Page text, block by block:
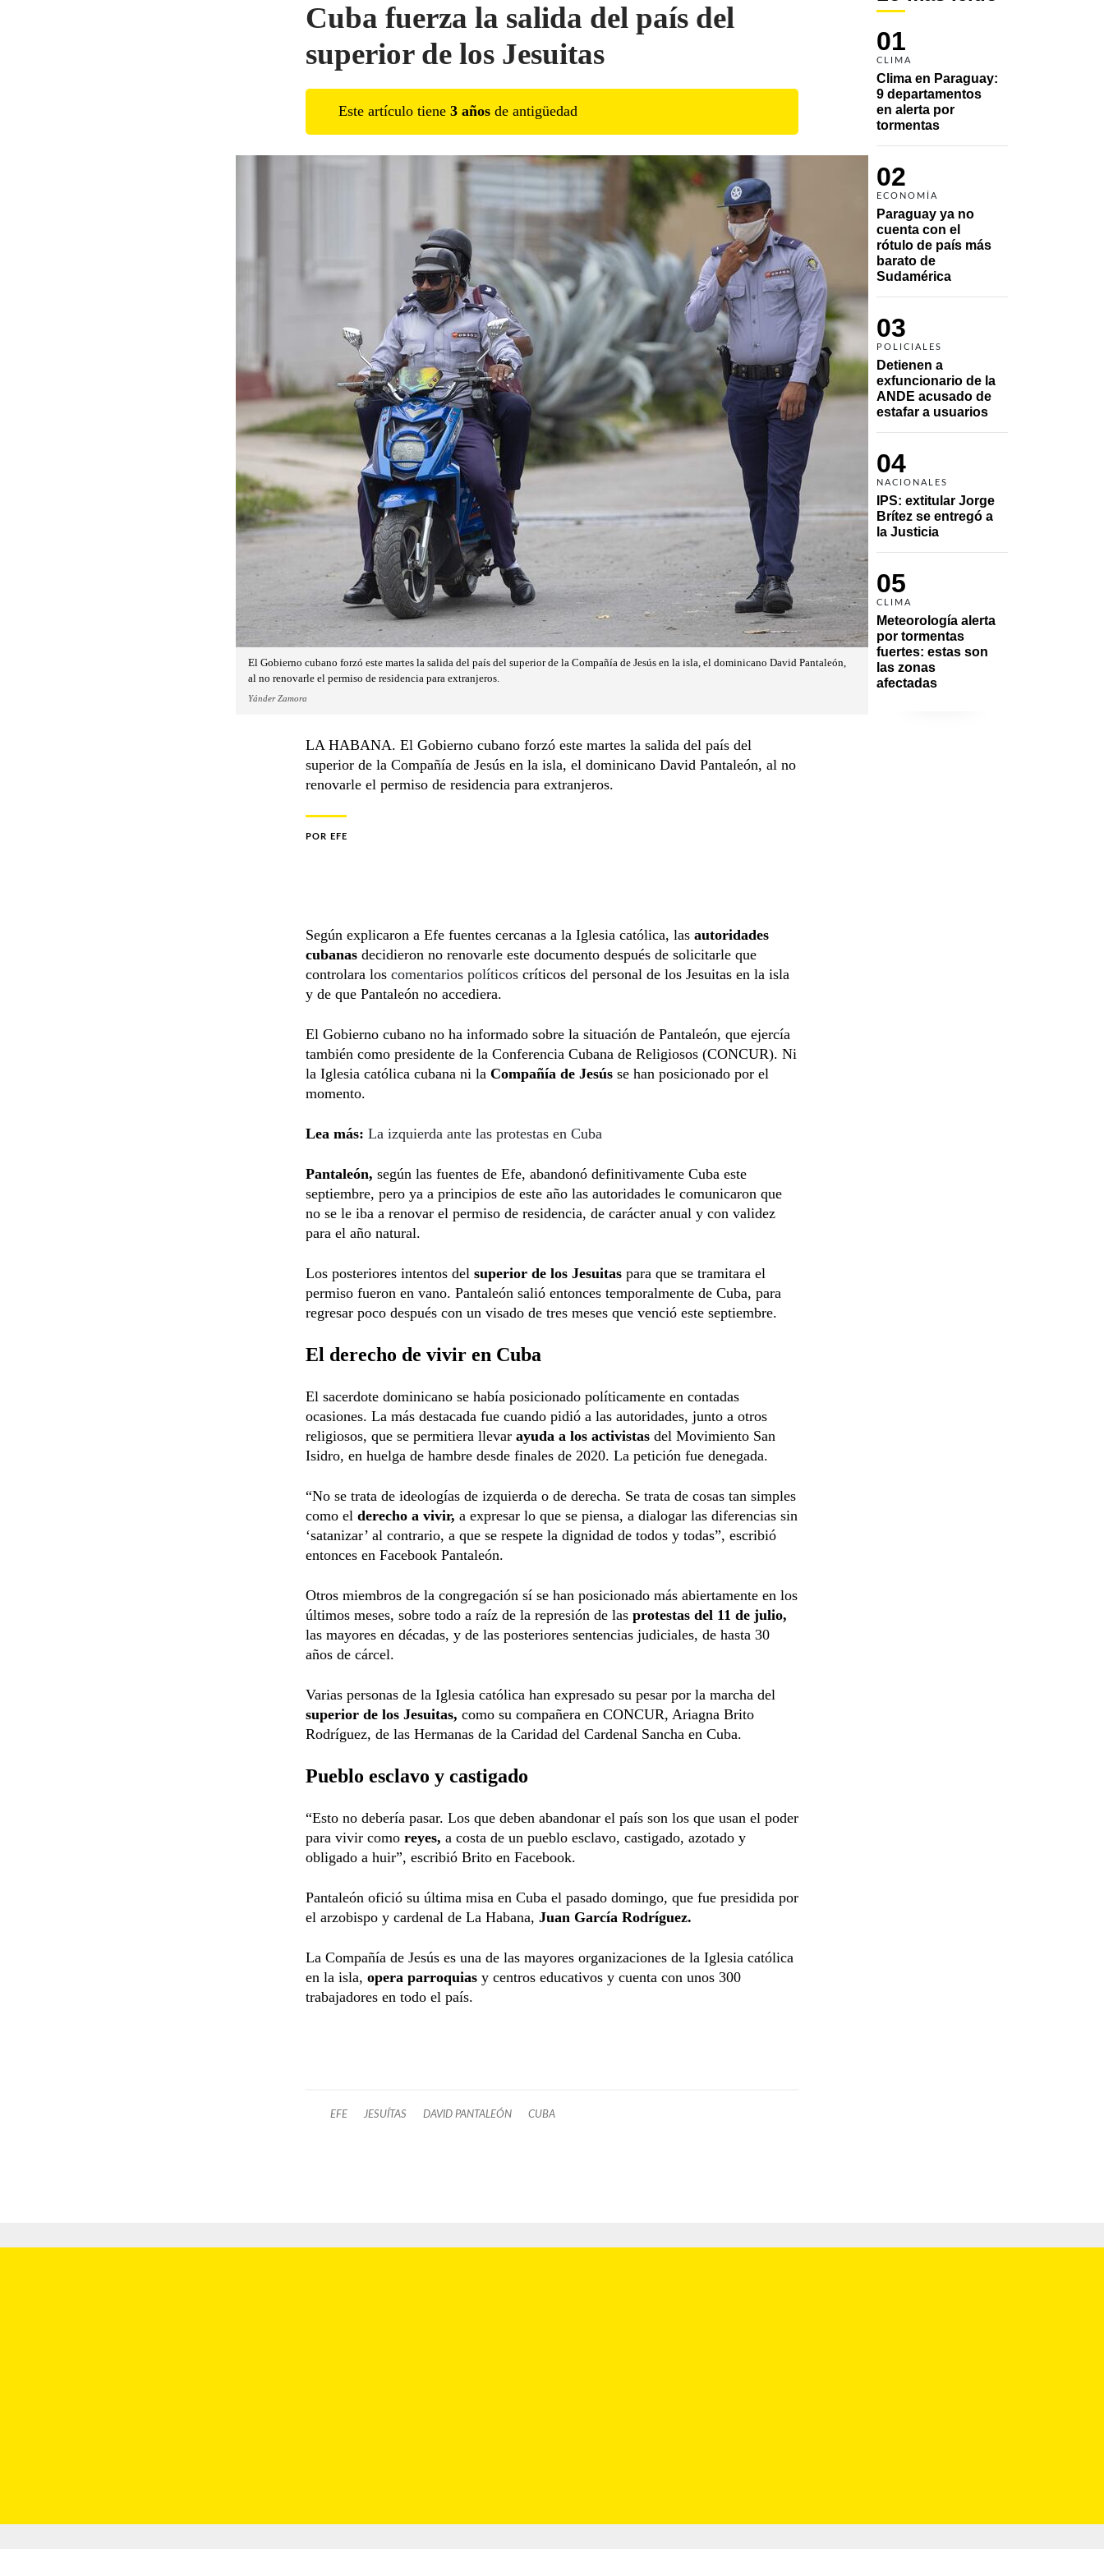
01
CLIMA
Clima en Paraguay:
9 departamentos
en alerta por
tormentas
02
ECONOMÍA
Paraguay ya no
cuenta con el
rótulo de país más
barato de
Sudamérica
03
POLICIALES
Detienen a
exfuncionario de la
ANDE acusado de
estafar a usuarios
04
NACIONALES
IPS: extitular Jorge
Brítez se entregó a
la Justicia
05
CLIMA
Meteorología alerta
por tormentas
fuertes: estas son
las zonas
afectadas
Cuba fuerza la salida del país del
superior de los Jesuitas
Este artículo tiene 3 años de antigüedad
El Gobierno cubano forzó este martes la salida del país del superior de la Compañía de Jesús en la isla, el dominicano David Pantaleón,
al no renovarle el permiso de residencia para extranjeros.
Yánder Zamora
LA HABANA. El Gobierno cubano forzó este martes la salida del país del
superior de la Compañía de Jesús en la isla, el dominicano David Pantaleón, al no
renovarle el permiso de residencia para extranjeros.
POR EFE
Según explicaron a Efe fuentes cercanas a la Iglesia católica, las autoridades
cubanas decidieron no renovarle este documento después de solicitarle que
controlara los comentarios políticos críticos del personal de los Jesuitas en la isla
y de que Pantaleón no accediera.
El Gobierno cubano no ha informado sobre la situación de Pantaleón, que ejercía
también como presidente de la Conferencia Cubana de Religiosos (CONCUR). Ni
la Iglesia católica cubana ni la Compañía de Jesús se han posicionado por el
momento.
Lea más: La izquierda ante las protestas en Cuba
Pantaleón, según las fuentes de Efe, abandonó definitivamente Cuba este
septiembre, pero ya a principios de este año las autoridades le comunicaron que
no se le iba a renovar el permiso de residencia, de carácter anual y con validez
para el año natural.
Los posteriores intentos del superior de los Jesuitas para que se tramitara el
permiso fueron en vano. Pantaleón salió entonces temporalmente de Cuba, para
regresar poco después con un visado de tres meses que venció este septiembre.
El derecho de vivir en Cuba
El sacerdote dominicano se había posicionado políticamente en contadas
ocasiones. La más destacada fue cuando pidió a las autoridades, junto a otros
religiosos, que se permitiera llevar ayuda a los activistas del Movimiento San
Isidro, en huelga de hambre desde finales de 2020. La petición fue denegada.
“No se trata de ideologías de izquierda o de derecha. Se trata de cosas tan simples
como el derecho a vivir, a expresar lo que se piensa, a dialogar las diferencias sin
‘satanizar’ al contrario, a que se respete la dignidad de todos y todas”, escribió
entonces en Facebook Pantaleón.
Otros miembros de la congregación sí se han posicionado más abiertamente en los
últimos meses, sobre todo a raíz de la represión de las protestas del 11 de julio,
las mayores en décadas, y de las posteriores sentencias judiciales, de hasta 30
años de cárcel.
Varias personas de la Iglesia católica han expresado su pesar por la marcha del
superior de los Jesuitas, como su compañera en CONCUR, Ariagna Brito
Rodríguez, de las Hermanas de la Caridad del Cardenal Sancha en Cuba.
Pueblo esclavo y castigado
“Esto no debería pasar. Los que deben abandonar el país son los que usan el poder
para vivir como reyes, a costa de un pueblo esclavo, castigado, azotado y
obligado a huir”, escribió Brito en Facebook.
Pantaleón ofició su última misa en Cuba el pasado domingo, que fue presidida por
el arzobispo y cardenal de La Habana, Juan García Rodríguez.
La Compañía de Jesús es una de las mayores organizaciones de la Iglesia católica
en la isla, opera parroquias y centros educativos y cuenta con unos 300
trabajadores en todo el país.
EFE JESUÍTAS DAVID PANTALEÓN CUBA